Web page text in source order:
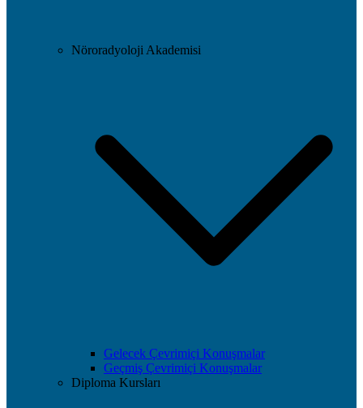
Nöroradyoloji Akademisi
Gelecek Çevrimiçi Konuşmalar
Geçmiş Çevrimiçi Konuşmalar
Diploma Kursları